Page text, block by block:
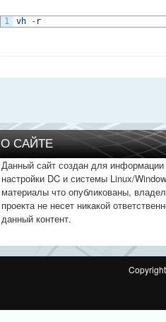
1 vh - r
О САЙТЕ
Данный сайт создан для информации
настройки DC и системы Linux/
материалы что опубликованы,
проекта не несет никакой
данный контент.